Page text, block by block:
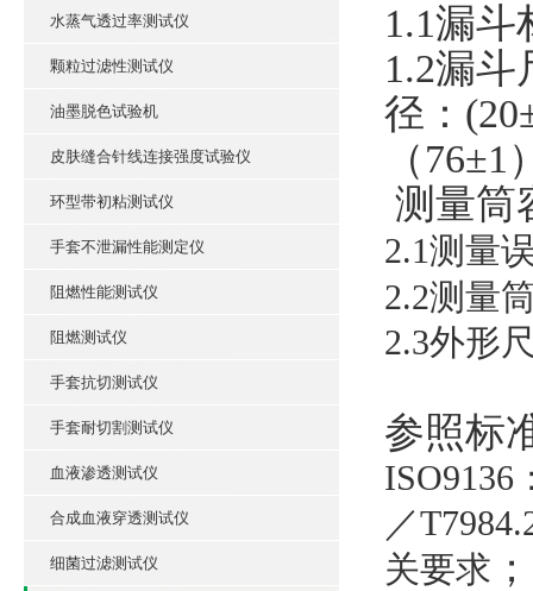
水蒸气透过率测试仪
颗粒过滤性测试仪
油墨脱色试验机
皮肤缝合针线连接强度试验仪
环型带初粘测试仪
手套不泄漏性能测定仪
阻燃性能测试仪
阻燃测试仪
手套抗切测试仪
手套耐切割测试仪
血液渗透测试仪
合成血液穿透测试仪
细菌过滤测试仪
1.1漏斗
1.2漏斗
径： (20
（76±1
测量筒
2.1测量
2.2测量
2.3外形
参照标
ISO9136
／
关要求 ；